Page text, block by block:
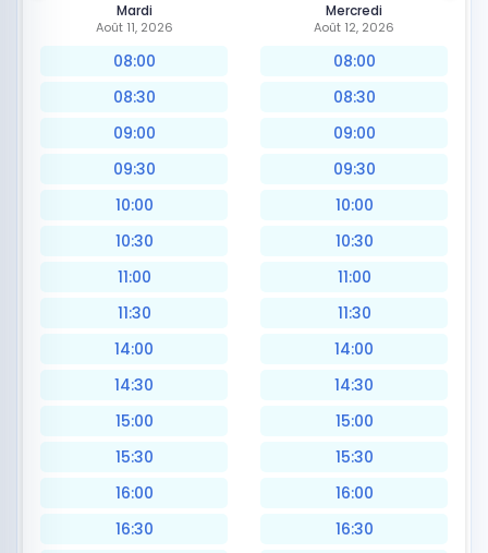
Mardi
Août 11, 2026
08:00
08:30
09:00
09:30
10:00
10:30
11:00
11:30
14:00
14:30
15:00
15:30
16:00
16:30
Mercredi
Août 12, 2026
08:00
08:30
09:00
09:30
10:00
10:30
11:00
11:30
14:00
14:30
15:00
15:30
16:00
16:30